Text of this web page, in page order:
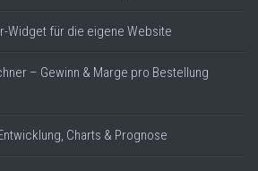
Widget für die eigene Website
– Gewinn & Marge pro Bestellung
Charts & Prognose